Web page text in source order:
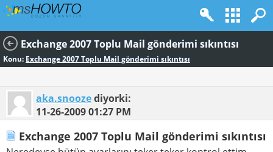
Exchange 2007 Toplu Mail gönderimi sıkıntısı
Konu: Exchange 2007 Toplu Mail gönderimi sıkıntısı
aka.snoozediyorki:
11-26-200901:27 PM
Exchange 2007 Toplu Mail gönderimi sıkıntısı